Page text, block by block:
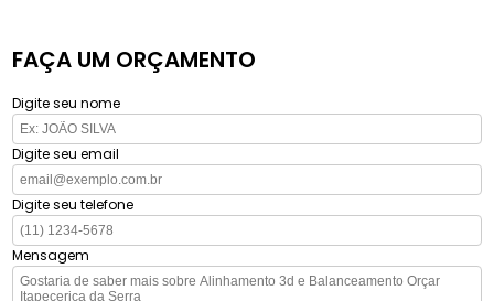
FAÇA UM ORÇAMENTO
Digite seu nome
Digite seu email
Digite seu telefone
Mensagem